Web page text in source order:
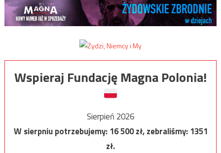
Wspieraj Fundację Magna Polonia!
Sierpień 2026
W sierpniu potrzebujemy:16 500zł, zebraliśmy:1351
zł.